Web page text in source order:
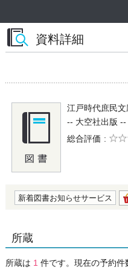
資料詳細
江戸時代庶民文
-- 大空社出版
総合評価
5段
新着図書お知らせサービス
所蔵
所蔵は 1 件です。現在の予約件